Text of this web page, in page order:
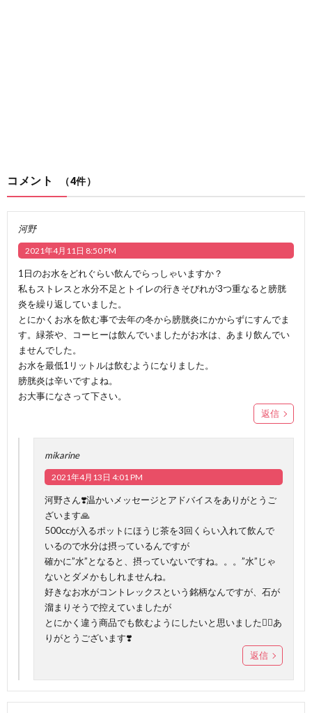
コメント （4件）
河野
2021年4月11日 8:50 PM
1日のお水をどれぐらい飲んでらっしゃいますか？
私もストレスと水分不足とトイレの行きそびれが3つ重なると膀胱
炎を繰り返していました。
とにかくお水を飲む事で去年の冬から膀胱炎にかからずにすんでま
す。緑茶や、コーヒーは飲んでいましたがお水は、あまり飲んでい
ませんでした。
お水を最低1リットルは飲むようになりました。
膀胱炎は辛いですよね。
お大事になさって下さい。
返信
mikarine
2021年4月13日 4:01 PM
河野さん❣️温かいメッセージとアドバイスをありがとうご
ざいます🙏
500ccが入るポットにほうじ茶を3回くらい入れて飲んで
いるので水分は摂っているんですが
確かに”水”となると、摂っていないですね。。。”水”じゃ
ないとダメかもしれませんね。
好きなお水がコントレックスという銘柄なんですが、石が
溜まりそうで控えていましたが
とにかく違う商品でも飲むようにしたいと思いました🙇‍♀️あ
りがとうございます❣️
返信